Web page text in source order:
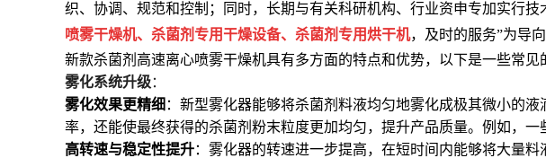
织、协调、规范和控制；同时，长期与有关科研机构、行业资申专加实行
喷雾干燥机、杀菌剂专用干燥设备、杀菌剂专用烘干机，及时的服务”为导
新款杀菌剂高速离心喷雾干燥机具有多方面的特点和优势，以下是一些常见
雾化系统升级：
雾化效果更精细 ：新型雾化器能够将杀菌剂料液均匀地雾化成极其微小的
率，还能使最终获得的杀菌剂粉末粒度更加均匀，提升产品质量。例如，
高转速与稳定性提升：雾化器的转速进一步提高，在短时间内能够将大量